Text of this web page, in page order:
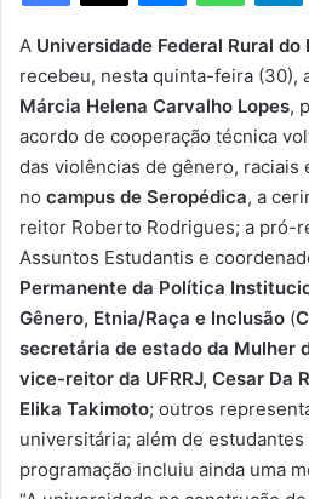
m
e
-
m
a
A Universidade Federal Rural do
recebeu, nesta quinta-feira (30),
Márcia Helena Carvalho Lopes,
acordo de cooperação técnica
das violências de gênero, raciais
no campus de Seropédica, a
reitor Roberto Rodrigues; a pró-
Assuntos Estudantis e
Permanente da Política
Gênero, Etnia/Raça e Inclusão (
secretária de estado da Mulher
vice-reitor da UFRRJ, Cesar Da
Elika Takimoto; outros
universitária; além de
programação incluiu ainda uma